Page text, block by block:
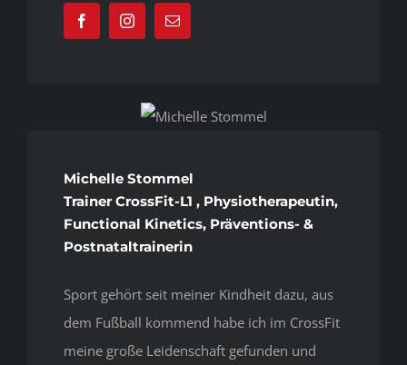
Michelle Stommel
Trainer CrossFit-L1 , Physiotherapeutin,
Functional Kinetics, Präventions- &
Postnataltrainerin
Sport gehört seit meiner Kindheit dazu, aus
dem Fußball kommend habe ich im CrossFit
meine große Leidenschaft gefunden und